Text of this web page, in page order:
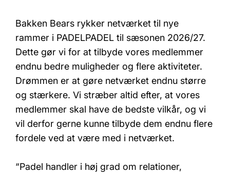
Bakken Bears rykker netværket til nye
rammer i PADELPADEL til sæsonen 2026/27.
Dette gør vi for at tilbyde vores medlemmer
endnu bedre muligheder og flere aktiviteter.
Drømmen er at gøre netværket endnu større
og stærkere. Vi stræber altid efter, at vores
medlemmer skal have de bedste vilkår, og vi
vil derfor gerne kunne tilbyde dem endnu flere
fordele ved at være med i netværket.
“Padel handler i høj grad om relationer,